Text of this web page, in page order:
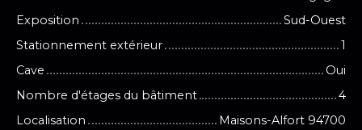
Exposition
Sud-Ouest
Stationnement extérieur
1
Cave
Oui
Nombre d'étages du bâtiment
4
Localisation
Maisons-Alfort 94700